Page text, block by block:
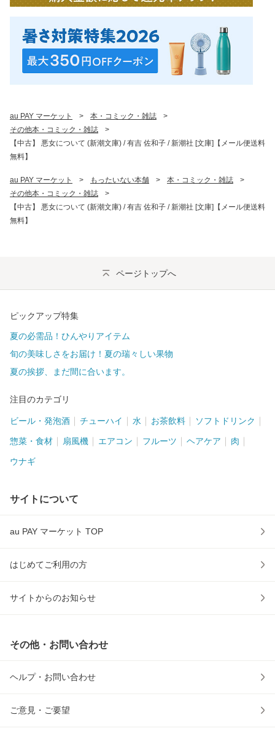
au PAY マーケット > 本・コミック・雑誌
>
その他本・コミック・雑誌
>
【中古】 悪女について (新潮文庫) / 有吉 佐和子 / 新潮社 [文庫]【メール便送料
無料】
au PAY マーケット > もったいない本舗 > 本・コミック・雑誌
>
その他本・コミック・雑誌
>
【中古】 悪女について (新潮文庫) / 有吉 佐和子 / 新潮社 [文庫]【メール便送料
無料】
ページトップへ
ピックアップ特集
夏の必需品！ひんやりアイテム
旬の美味しさをお届け！夏の瑞々しい果物
夏の挨拶、まだ間に合います。
注目のカテゴリ
ビール・発泡酒 チューハイ 水 お茶飲料 ソフトドリンク
惣菜・食材 扇風機 エアコン フルーツ ヘアケア 肉
ウナギ
サイトについて
au PAY マーケット TOP
はじめてご利用の方
サイトからのお知らせ
その他・お問い合わせ
ヘルプ・お問い合わせ
ご意見・ご要望